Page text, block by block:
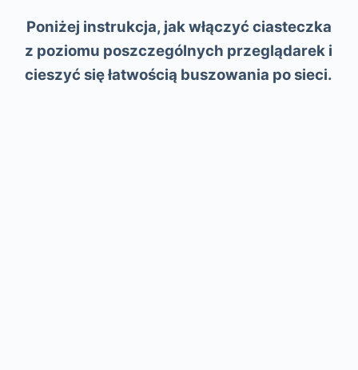
Poniżej instrukcja, jak włączyć ciasteczka
z poziomu poszczególnych przeglądarek i
cieszyć się łatwością buszowania po sieci.